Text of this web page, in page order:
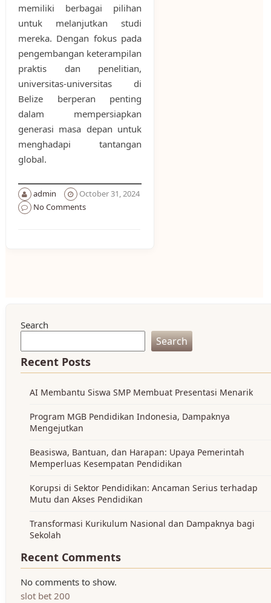
memiliki berbagai pilihan
untuk melanjutkan studi
mereka. Dengan fokus pada
pengembangan keterampilan
praktis dan penelitian,
universitas-universitas di
Belize berperan penting
dalam mempersiapkan
generasi masa depan untuk
menghadapi tantangan
global.
admin
October 31, 2024
No Comments
Search
Search
Recent Posts
AI Membantu Siswa SMP Membuat Presentasi Menarik
Program MGB Pendidikan Indonesia, Dampaknya
Mengejutkan
Beasiswa, Bantuan, dan Harapan: Upaya Pemerintah
Memperluas Kesempatan Pendidikan
Korupsi di Sektor Pendidikan: Ancaman Serius terhadap
Mutu dan Akses Pendidikan
Transformasi Kurikulum Nasional dan Dampaknya bagi
Sekolah
Recent Comments
No comments to show.
slot bet 200